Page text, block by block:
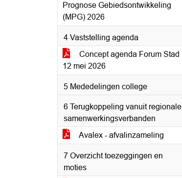
Prognose Gebiedsontwikkeling
(MPG) 2026
4 Vaststelling agenda
Concept agenda Forum Stad
12 mei 2026
5 Mededelingen college
6 Terugkoppeling vanuit regionale
samenwerkingsverbanden
Avalex - afvalinzameling
7 Overzicht toezeggingen en
moties